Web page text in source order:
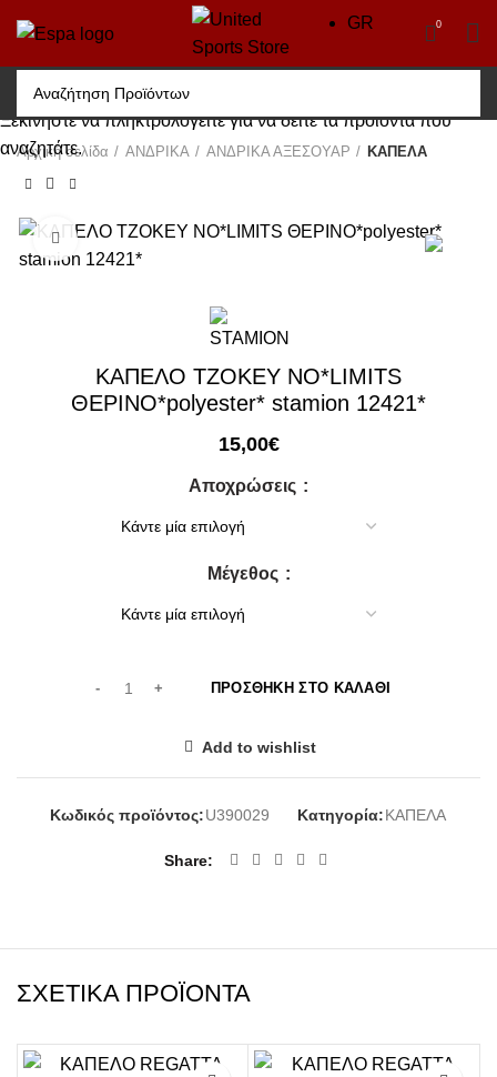
GR 0
Αρχική σελίδα ΑΝΔΡΙΚΑ ΑΝΔΡΙΚΑ ΑΞΕΣΟΥΑΡ ΚΑΠΕΛΑ
Click to enlarge
ΚΑΠΕΛΟ TZOKEY NO*LIMITS
ΘΕΡΙΝΟ*polyester* stamion 12421*
15,00€
Αποχρώσεις
Μέγεθος
ΠΡΟΣΘΉΚΗ ΣΤΟ ΚΑΛΆΘΙ
Add to wishlist
Κωδικός προϊόντος:U390029 Κατηγορία:ΚΑΠΕΛΑ
Share
ΣΧΕΤΙΚΆ ΠΡΟΪΌΝΤΑ
Ξεκινήστε να πληκτρολογείτε για να δείτε τα προϊόντα που
αναζητάτε.